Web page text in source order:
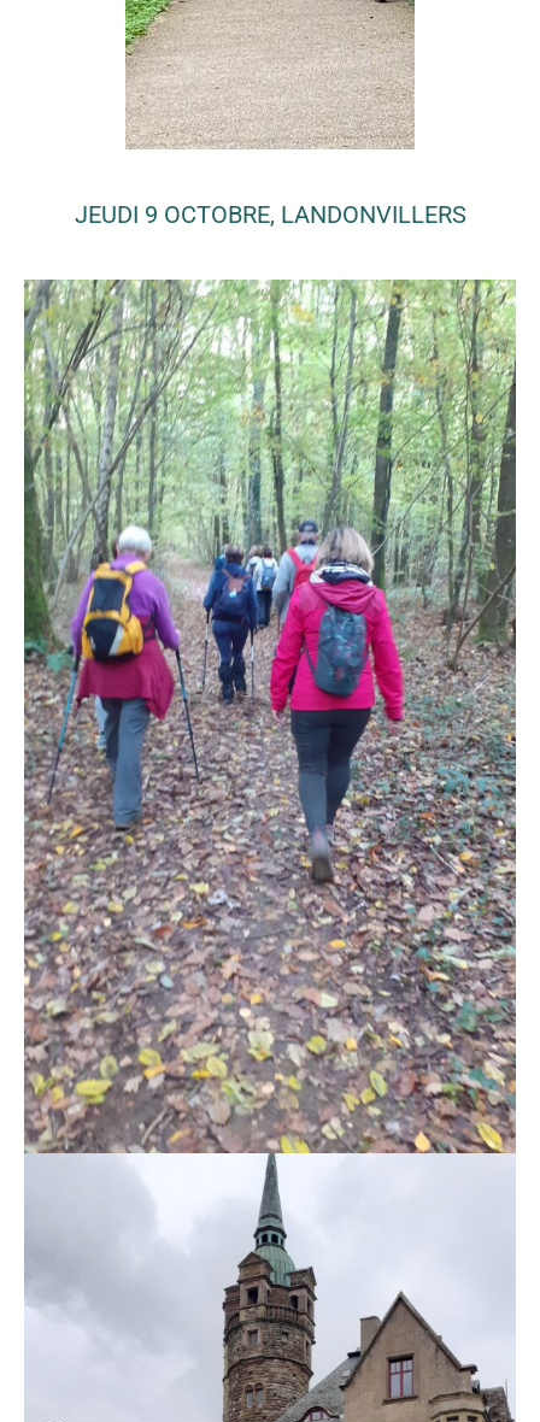
JEUDI 9 OCTOBRE, LANDONVILLERS